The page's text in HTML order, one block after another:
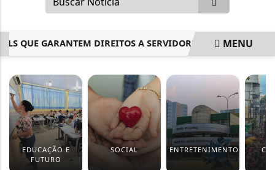
QUE GARANTEM DIREITOS A SERVIDORES DO TCE-RO E DPE-
MENU
EDUCAÇÃO E
FUTURO
SOCIAL ENTRETENIMENTO